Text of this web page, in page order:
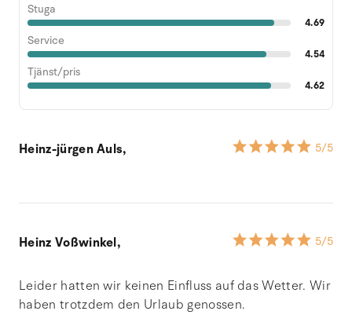
Stuga
4.69
Service
4.54
Tjänst/pris
4.62
Heinz-jürgen Auls, 5/5
Heinz Voßwinkel, 5/5
Leider hatten wir keinen Einfluss auf das Wetter. Wir
haben trotzdem den Urlaub genossen.